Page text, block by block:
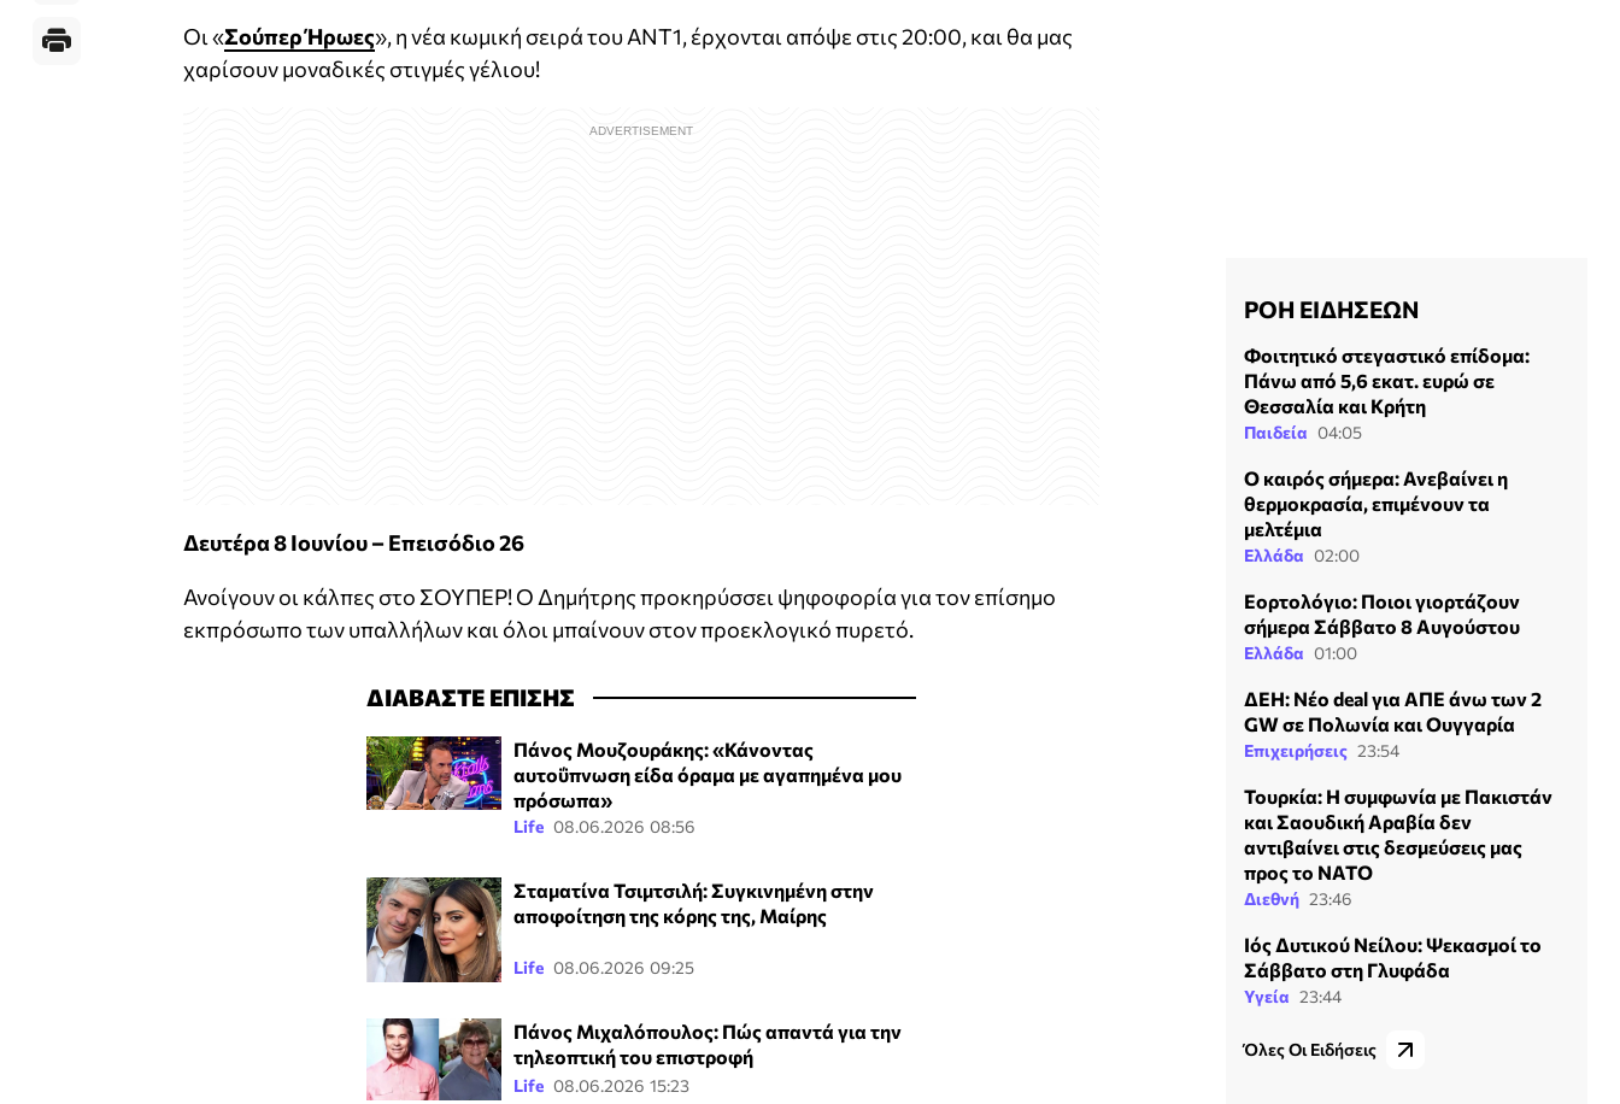
Οι «Σούπερ Ήρωες», η νέα κωμική σειρά του ΑΝΤ1, έρχονται απόψε στις 20:00, και θα μας
χαρίσουν μοναδικές στιγμές γέλιου!
Δευτέρα 8 Ιουνίου – Επεισόδιο 26
Ανοίγουν οι κάλπες στο ΣΟΥΠΕΡ! Ο Δημήτρης προκηρύσσει ψηφοφορία για τον επίσημο
εκπρόσωπο των υπαλλήλων και όλοι μπαίνουν στον προεκλογικό πυρετό.
ΔΙΑΒΑΣΤΕ ΕΠΙΣΗΣ
Πάνος Μουζουράκης: «Κάνοντας
αυτοΰπνωση είδα όραμα με αγαπημένα μου
πρόσωπα»
Life 08.06.2026 08:56
Σταματίνα Τσιμτσιλή: Συγκινημένη στην
αποφοίτηση της κόρης της, Μαίρης
Life 08.06.2026 09:25
Πάνος Μιχαλόπουλος: Πώς απαντά για την
τηλεοπτική του επιστροφή
Life 08.06.2026 15:23
ΡΟΗ ΕΙΔΗΣΕΩΝ
Φοιτητικό στεγαστικό επίδομα:
Πάνω από 5,6 εκατ. ευρώ σε
Θεσσαλία και Κρήτη
Παιδεία 04:05
Ο καιρός σήμερα: Ανεβαίνει η
θερμοκρασία, επιμένουν τα
μελτέμια
Ελλάδα 02:00
Εορτολόγιο: Ποιοι γιορτάζουν
σήμερα Σάββατο 8 Αυγούστου
Ελλάδα 01:00
ΔΕΗ: Νέο deal για ΑΠΕ άνω των 2
GW σε Πολωνία και Ουγγαρία
Επιχειρήσεις 23:54
Τουρκία: Η συμφωνία με Πακιστάν
και Σαουδική Αραβία δεν
αντιβαίνει στις δεσμεύσεις μας
προς το ΝΑΤΟ
Διεθνή 23:46
Ιός Δυτικού Νείλου: Ψεκασμοί το
Σάββατο στη Γλυφάδα
Υγεία 23:44
Όλες Οι Ειδήσεις